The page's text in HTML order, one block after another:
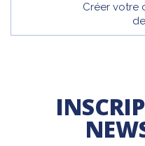
Créer votre